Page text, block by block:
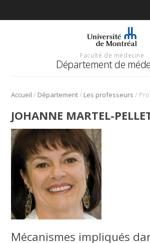
Faculté de médecine
Département de
Accueil / Département/ Les professeurs /
JOHANNE MARTEL-
Mécanismes impliqués